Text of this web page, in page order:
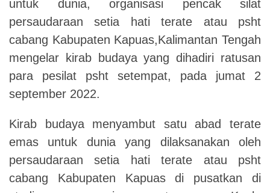
untuk dunia, organisasi pencak silat
persaudaraan setia hati terate atau psht
cabang Kabupaten Kapuas,Kalimantan Tengah
mengelar kirab budaya yang dihadiri ratusan
para pesilat psht setempat, pada jumat 2
september 2022.
Kirab budaya menyambut satu abad terate
emas untuk dunia yang dilaksanakan oleh
persaudaraan setia hati terate atau psht
cabang Kabupaten Kapuas di pusatkan di